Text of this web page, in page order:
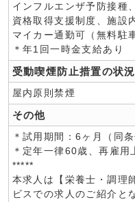
インフルエンザ予防接種
資格取得支援制度、施設
マイカー通勤可（無料駐
＊年1回一時金支給あり
受動喫煙防止措置の状況
屋内原則禁煙
その他
＊試用期間：6ヶ月（同条
＊定年一律60歳、再雇用
*****
本求人は【栄養士・調理
ビスでの求人のご紹介と